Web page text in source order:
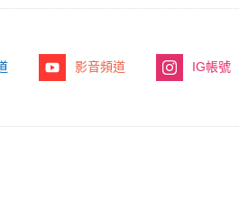
影音頻道 IG帳號